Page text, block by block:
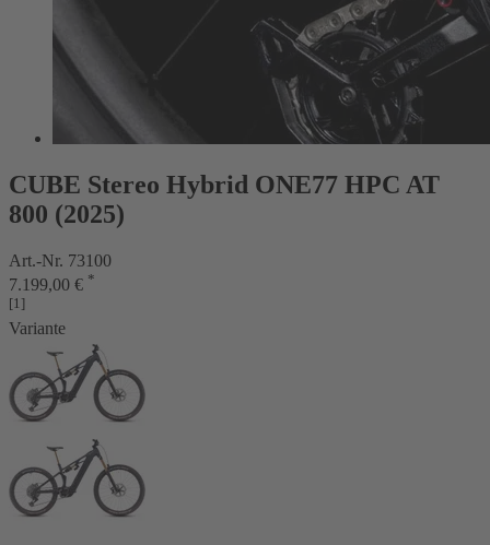
CUBE Stereo Hybrid ONE77 HPC AT
800 (2025)
Art.-Nr. 73100
7.199,00 € *
[1]
Variante